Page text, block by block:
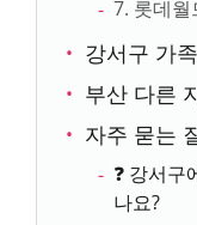
7. 롯데월
강서구 가
부산 다른
자주 묻는
❓ 강서
나요?